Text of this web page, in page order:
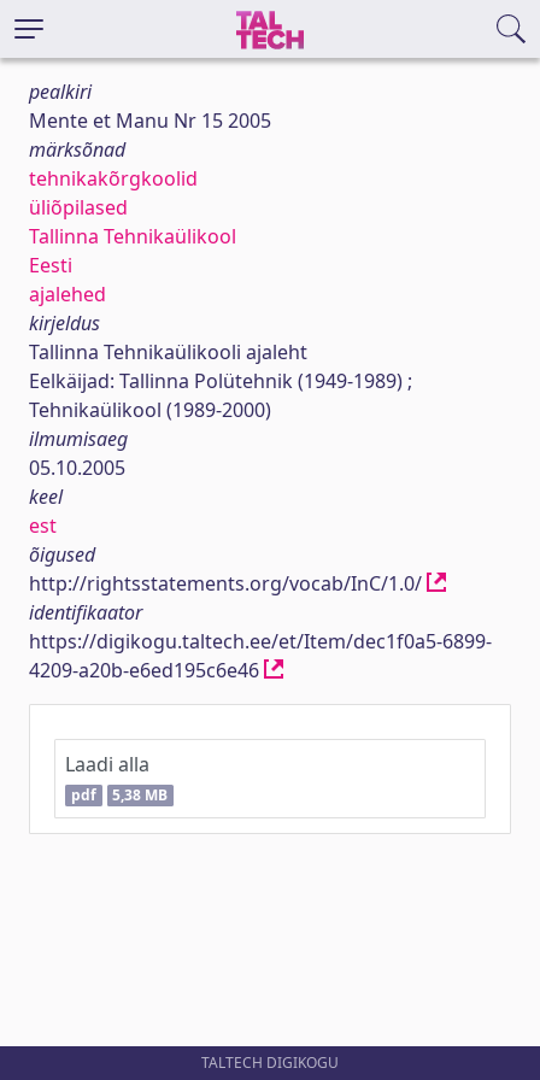
pealkiri
Mente et Manu Nr 15 2005
märksõnad
tehnikakõrgkoolid
üliõpilased
Tallinna Tehnikaülikool
Eesti
ajalehed
kirjeldus
Tallinna Tehnikaülikooli ajaleht
Eelkäijad: Tallinna Polütehnik (1949-1989) ;
Tehnikaülikool (1989-2000)
ilmumisaeg
05.10.2005
keel
est
õigused
http://rightsstatements.org/vocab/InC/1.0/
identifikaator
https://digikogu.taltech.ee/et/Item/dec1f0a5-6899-
4209-a20b-e6ed195c6e46
Laadi alla
pdf 5,38 MB
TALTECH DIGIKOGU